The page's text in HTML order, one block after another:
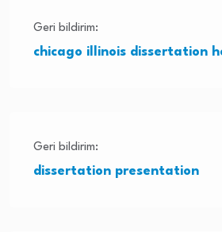
Geri bildirim:
chicago illinois dissertation
Geri bildirim:
dissertation presentation